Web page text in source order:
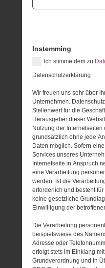
Instemming
Ich stimme dem zu
Datenschutzerklärung
Wir freuen uns sehr über
Unternehmen.
Stellenwert für die
Herausgeber dieser
Nutzung der
grundsätzlich ohne jede
Daten möglich. Sofern
Services unseres
Internetseite in Anspruch
eine Verarbeitung
werden. Ist die
erforderlich und besteht
keine gesetzliche
Einwilligung der
Die Verarbeitung
beispielsweise des
Adresse oder
erfolgt stets im Einklang
Grundverordnung und in